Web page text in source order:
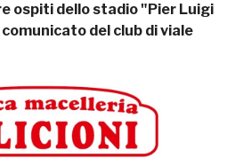
ospiti dello stadio "Pier Luigi
del club di viale